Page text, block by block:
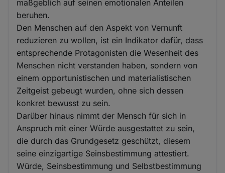
maßgeblich auf seinen emotionalen Anteilen
beruhen.
Den Menschen auf den Aspekt von Vernunft
reduzieren zu wollen, ist ein Indikator dafür, dass
entsprechende Protagonisten die Wesenheit des
Menschen nicht verstanden haben, sondern von
einem opportunistischen und materialistischen
Zeitgeist gebeugt wurden, ohne sich dessen
konkret bewusst zu sein.
Darüber hinaus nimmt der Mensch für sich in
Anspruch mit einer Würde ausgestattet zu sein,
die durch das Grundgesetz geschützt, diesem
seine einzigartige Seinsbestimmung attestiert.
Würde, Seinsbestimmung und Selbstbestimmung